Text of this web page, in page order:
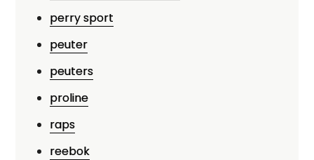
perry sport
peuter
peuters
proline
raps
reebok